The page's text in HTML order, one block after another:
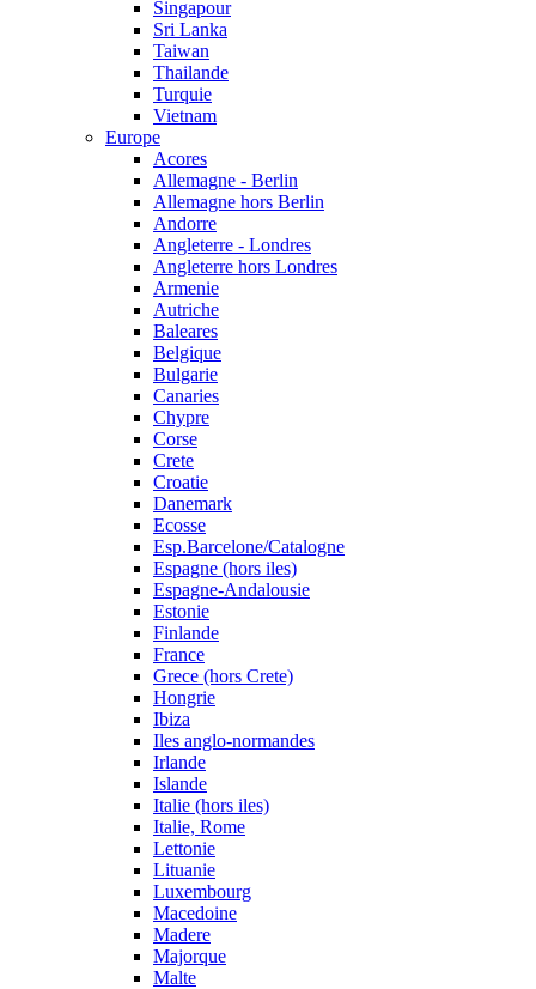
Singapour
Sri Lanka
Taiwan
Thailande
Turquie
Vietnam
Europe
Acores
Allemagne - Berlin
Allemagne hors Berlin
Andorre
Angleterre - Londres
Angleterre hors Londres
Armenie
Autriche
Baleares
Belgique
Bulgarie
Canaries
Chypre
Corse
Crete
Croatie
Danemark
Ecosse
Esp.Barcelone/Catalogne
Espagne (hors iles)
Espagne-Andalousie
Estonie
Finlande
France
Grece (hors Crete)
Hongrie
Ibiza
Iles anglo-normandes
Irlande
Islande
Italie (hors iles)
Italie, Rome
Lettonie
Lituanie
Luxembourg
Macedoine
Madere
Majorque
Malte